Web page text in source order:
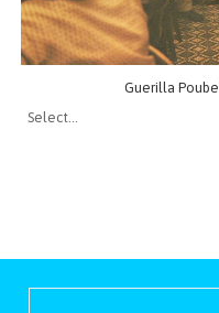
Guerilla